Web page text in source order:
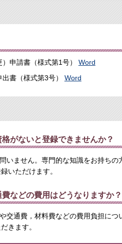
申請書（様式第1号） Word
書（様式第3号） Word
がないと登録できませんか？
いません。専門的な知識をお持ち
いただけます。
などの費用はどうなりますか？
交通費，材料費などの費用負担につ
きます。